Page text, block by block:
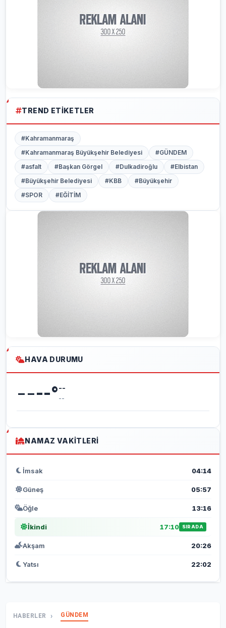
TREND ETIKETLER
#Kahramanmaraş
#Kahramanmaraş Büyükşehir Belediyesi
#GÜNDEM
#asfalt
#Başkan Görgel #Dulkadiroğlu
#Elbistan
#Büyükşehir Belediyesi
#KBB
#Büyükşehir
#SPOR
#EĞİTİM
HAVA DURUMU
----°--
--
NAMAZ VAKITLERI
İmsak 04:14
Güneş 05:57
Öğle 13:16
İkindi 17:10 SIRADA
Akşam 20:26
Yatsı 22:02
HABERLER GÜNDEM